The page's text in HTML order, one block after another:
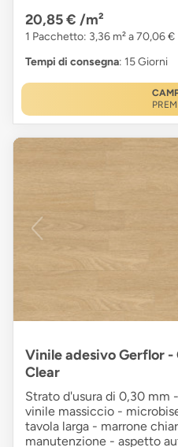
20,85 € /m²
1 Pacchetto: 3,36 m² a 70,06 €
Tempi di consegna: 15 Giorni
Vinile adesivo Gerflor
Clear
Strato d'usura di 0,30 mm
vinile massiccio -
tavola larga - marrone
manutenzione - aspetto